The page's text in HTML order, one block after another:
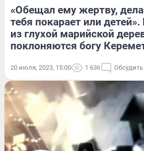
«Обещал ему жертву,
тебя покарает или
из глухой марийской
поклоняются богу
20 июля, 2023, 15:00 1 636 Обсудить